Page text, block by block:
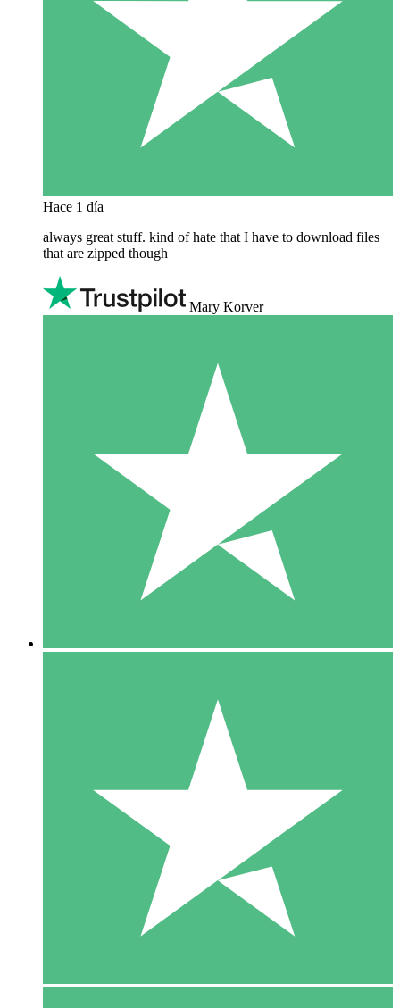
Hace 1 día
always great stuff. kind of hate that I have to download files
that are zipped though
Mary Korver